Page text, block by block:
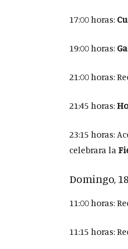
17:00 horas:
19:00 horas:
21:00 horas:
21:45 horas:
23:15 horas:
celebrara la
Domingo,
11:00 horas:
11:15 horas: